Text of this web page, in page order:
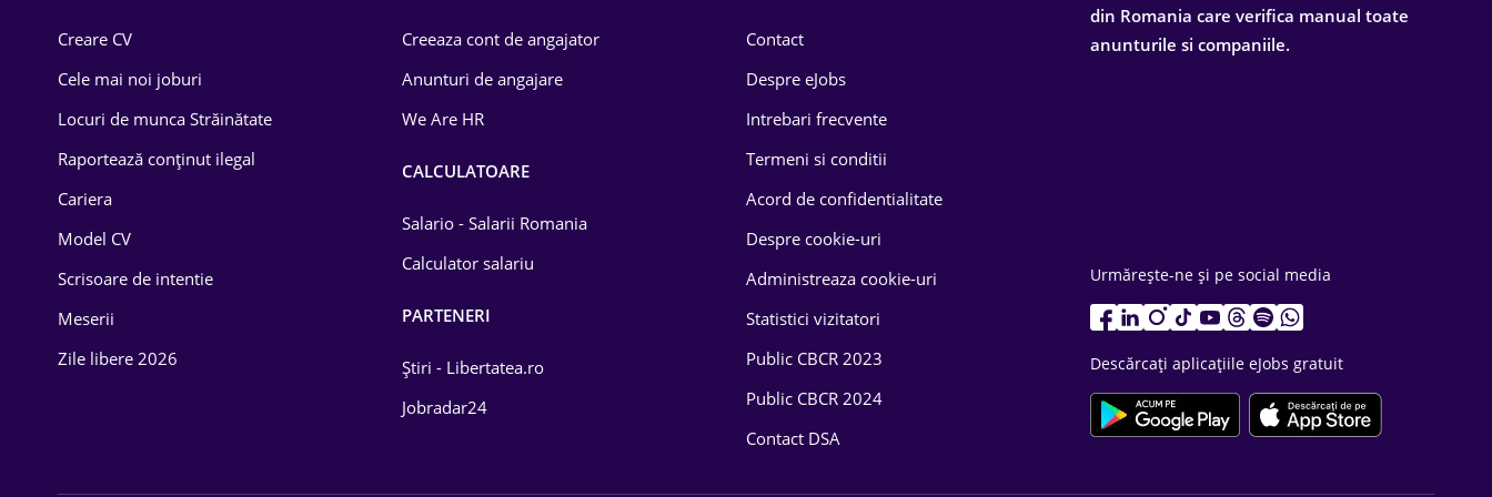
Drept
Educație / Training
Energetică
Farma
Creare CV
Cele mai noi joburi
Locuri de munca Străinătate
Raportează conținut ilegal
Cariera
Model CV
Scrisoare de intentie
Meserii
Zile libere 2026
Creeaza cont de angajator
Anunturi de angajare
We Are HR
CALCULATOARE
Salario - Salarii Romania
Calculator salariu
PARTENERI
Știri - Libertatea.ro
Jobradar24
Contact
Despre eJobs
Intrebari frecvente
Termeni si conditii
Acord de confidentialitate
Despre cookie-uri
Administreaza cookie-uri
Statistici vizitatori
Public CBCR 2023
Public CBCR 2024
Contact DSA
din Romania care verifica manual toate
anunturile si companiile.
Urmărește-ne și pe social media
Descărcați aplicațiile eJobs gratuit